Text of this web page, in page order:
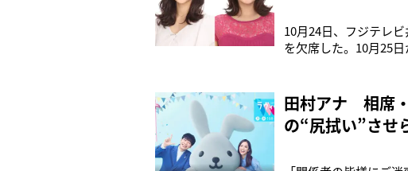
10月24日、フジテレ
を欠席した。10月25
者からは過労を疑う
のですが、昨
田村アナ 相席
の“尻拭い”させ